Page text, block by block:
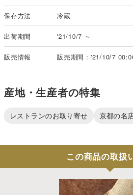
保存方法 冷蔵
出荷期間 '21/10/7 ～
販売情報 販売期間：'21/10/7
産地・生産者の特集
レストランのお取り寄せ 京都の名
この商品の取扱